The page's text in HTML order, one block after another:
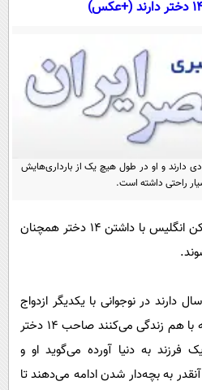
برش دانایی
سفر و تفریح
سیاست خارجی
فرهنگ و هنر
و دانش
علمی
اخبار کریپتو
گوناگون
سرگرمی
تصویری سلاح
فیلم
سرگرمی
فناوری
پیامک
روانشناسی
دارند و او در طول هیچ یک از بارداری‌هایش
راحتی داشته است.
باشگاه خبرنگاران- یک زوج ساکن انگلیس با داشتن 14 دختر همچنان
آگوستینا و جونز که 29 و 30 سال دارند در نوجوانی با یکدیگر ازدواج
کردند. آنها در طول 15 سالی که با هم زندگی می‌کنند صاحب 14 دختر
فرزند به دنیا آورده می‌گوید او و
به بچه‌دار شدن ادامه می‌دهند تا